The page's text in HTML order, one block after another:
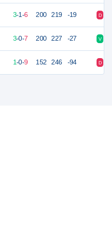
3-1-6 200 219 -19 D
3-0-7 200 227 -27 V
1-0-9 152 246 -94 D